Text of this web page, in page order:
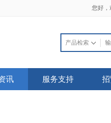
您好，
讯 服务支持